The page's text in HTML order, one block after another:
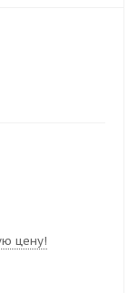
цену!